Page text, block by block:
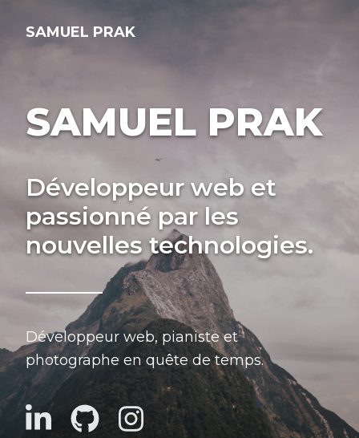
SAMUEL PRAK
SAMUEL PRAK
Développeur web et
passionné par les
nouvelles technologies.
Développeur web, pianiste et
photographe en quête de temps.